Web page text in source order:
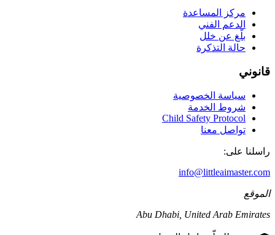
مركز المساعدة
الدعم الفني
بلّغ عن خلل
حالة التذكرة
قانوني
سياسة الخصوصية
شروط الخدمة
Child Safety Protocol
تواصل معنا
راسلنا على:
info@littleaimaster.com
الموقع
Abu Dhabi, United Arab Emirates